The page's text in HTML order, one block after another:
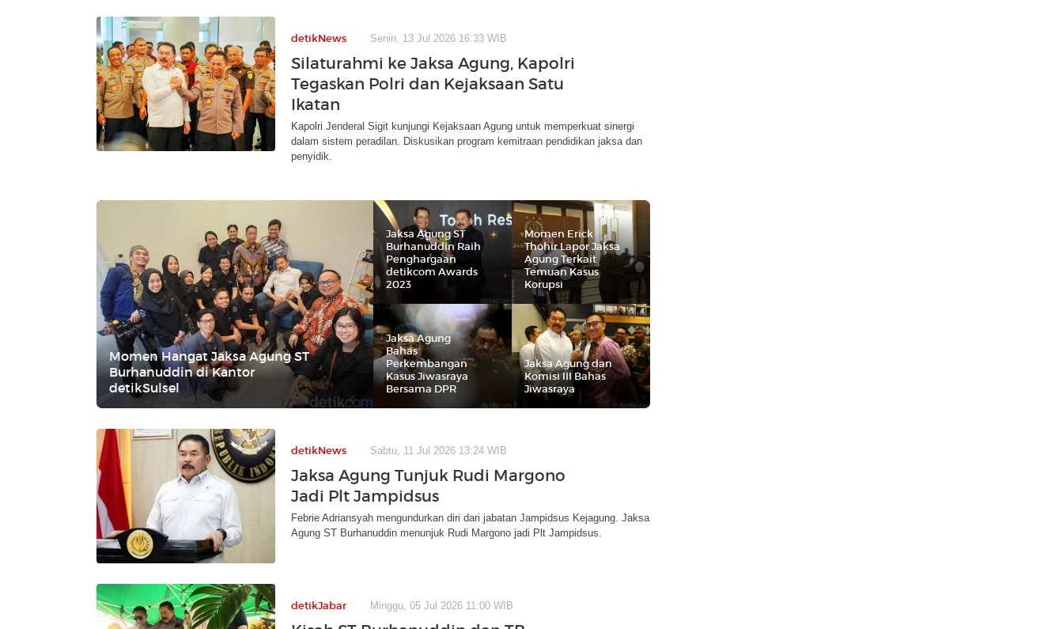
detikNews Senin, 13 Jul 2026 16:33 WIB
Silaturahmi ke Jaksa Agung, Kapolri
Tegaskan Polri dan Kejaksaan Satu
Ikatan
Kapolri Jenderal Sigit kunjungi Kejaksaan Agung untuk memperkuat sinergi
dalam sistem peradilan. Diskusikan program kemitraan pendidikan jaksa dan
penyidik.
Momen Hangat Jaksa Agung ST
Burhanuddin di Kantor
detikSulsel
Jaksa Agung ST
Burhanuddin Raih
Penghargaan
detikcom Awards
2023
Momen Erick
Thohir Lapor Jaksa
Agung Terkait
Temuan Kasus
Korupsi
Jaksa Agung
Bahas
Perkembangan
Kasus Jiwasraya
Bersama DPR
Jaksa Agung dan
Komisi III Bahas
Jiwasraya
detikNews Sabtu, 11 Jul 2026 13:24 WIB
Jaksa Agung Tunjuk Rudi Margono
Jadi Plt Jampidsus
Febrie Adriansyah mengundurkan diri dari jabatan Jampidsus Kejagung. Jaksa
Agung ST Burhanuddin menunjuk Rudi Margono jadi Plt Jampidsus.
detikJabar Minggu, 05 Jul 2026 11:00 WIB